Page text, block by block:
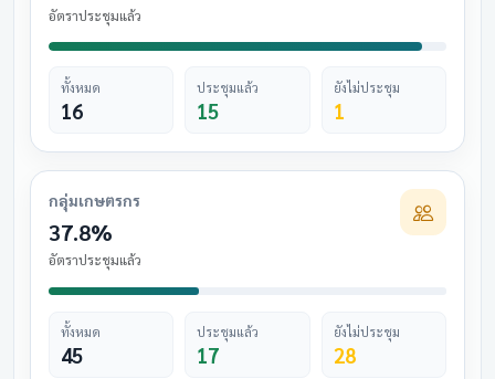
อัตราประชุมแล้ว
ทั้งหมด
16
ประชุมแล้ว
15
ยังไม่ประชุม
1
กลุ่มเกษตรกร
37.8%
อัตราประชุมแล้ว
ทั้งหมด
45
ประชุมแล้ว
17
ยังไม่ประชุม
28